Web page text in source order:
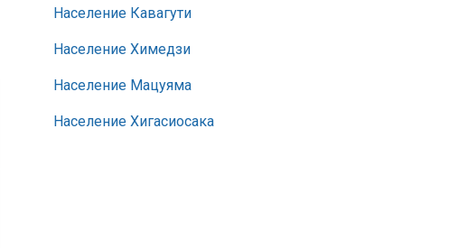
Население Кавагути
Население Химедзи
Население Мацуяма
Население Хигасиосака